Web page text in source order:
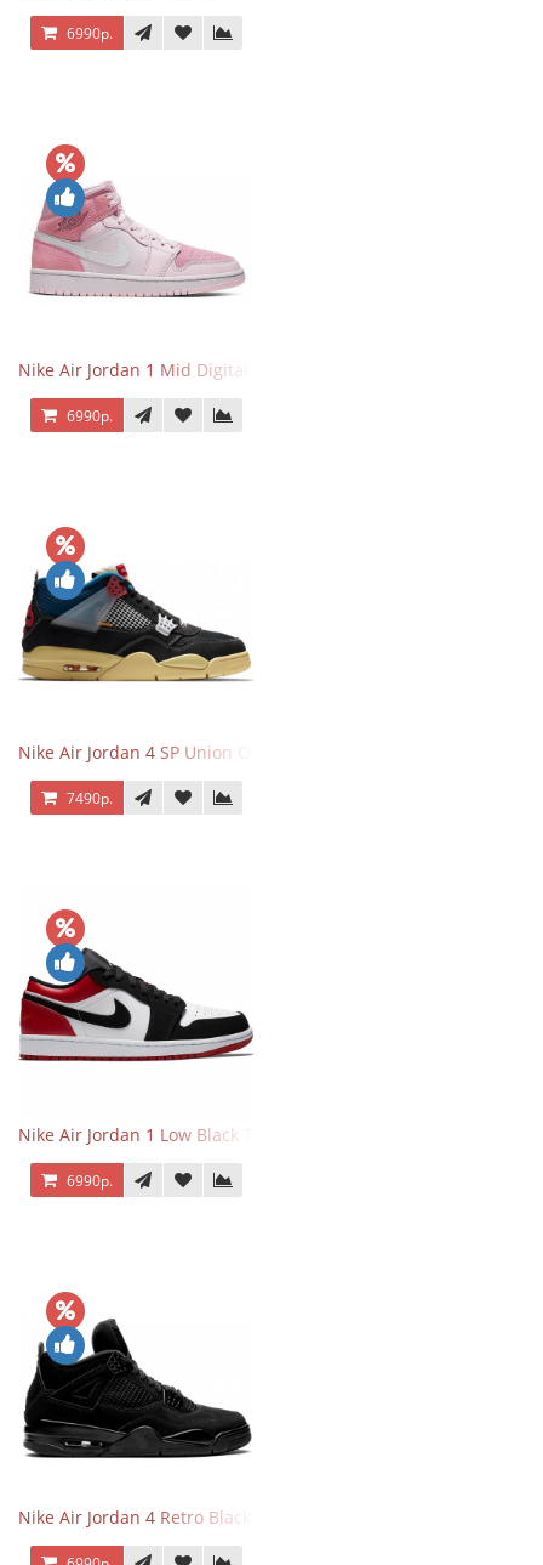
6990р.
Nike Air Jordan 1 Mid Digital Pink
6990р.
Nike Air Jordan 4 SP Union Off Noir
7490р.
Nike Air Jordan 1 Low Black Toe
6990р.
Nike Air Jordan 4 Retro Black Cat